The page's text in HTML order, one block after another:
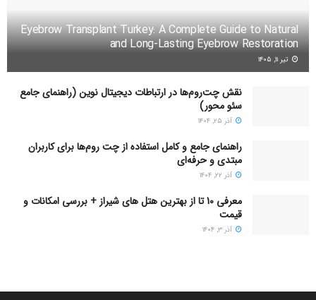
Eyebrow Transplant Turkey: A Complete Guide to Natural
and Long-Lasting Eyebrow Restoration
تیر ۱۱, ۱۴۰۵
نقش چت‌روم‌ها در ارتباطات دیجیتال نوین (راهنمای جامع
سئو محور)
آذر ۲۵, ۱۴۰۴
راهنمای جامع و کامل استفاده از چت روم‌ها برای کاربران
مبتدی و حرفه‌ای
آذر ۲۲, ۱۴۰۴
معرفی 10 تا از بهترین هتل های شیراز + بررسی امکانات و
قیمت
آذر ۳, ۱۴۰۴